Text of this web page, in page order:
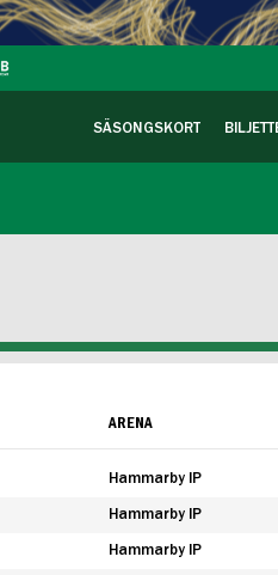
SÄSONGSKORT
ARENA
Hammarby IP
Hammarby IP
Hammarby IP